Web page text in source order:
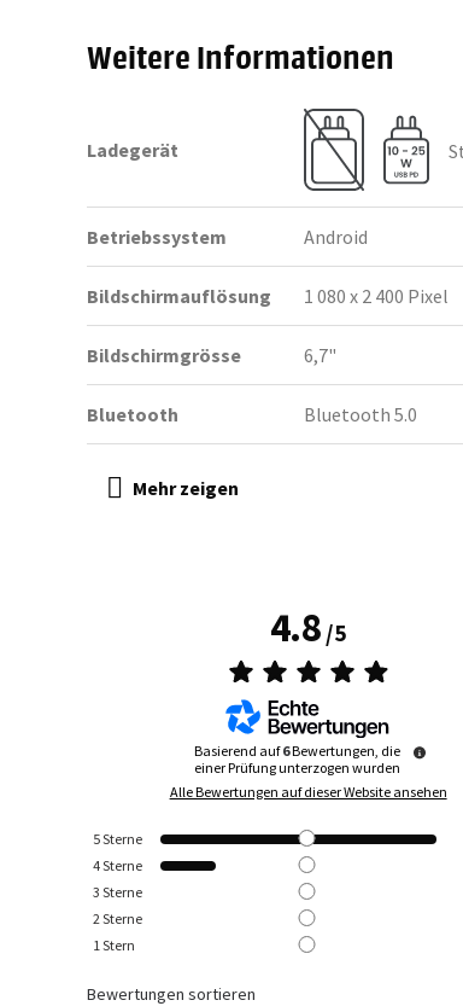
Weitere Informationen
Ladegerät
Betriebssystem Android
Bildschirmauflösung 1 080 x 2 400 Pixel
Bildschirmgrösse 6,7"
Bluetooth Bluetooth 5.0
4.8/5
Basierend auf6Bewertungen, die
einer Prüfung unterzogen wurden
Alle Bewertungen auf dieser Website ansehen
5Sterne
4Sterne
3 Sterne
2 Sterne
1 Stern
Bewertungen sortieren